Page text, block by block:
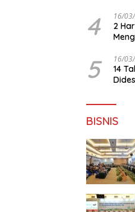
4 16/
2
5 16/
14
BISNIS